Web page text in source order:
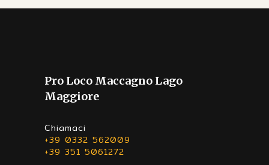
Pro Loco Maccagno Lago
Maggiore
Chiamaci
+39 0332 562009
+39 351 5061272